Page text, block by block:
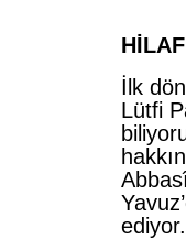
İlk
Lütfi
ediyor.